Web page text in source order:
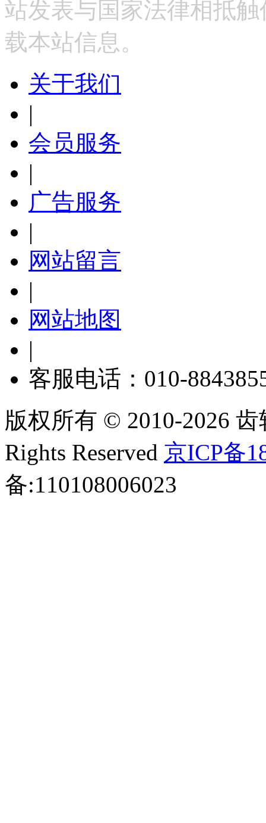
站发表与国家法律相抵
载本站信息。
关于我们
|
会员服务
|
广告服务
|
网站留言
|
网站地图
|
客服电话：010-
版权所有 © 2010-2026
Rights Reserved 京ICP备
备:110108006023